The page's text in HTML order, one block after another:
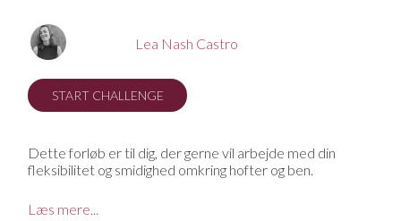
START CHALLENGE
Lea Nash Castro
Dette forløb er til dig, der gerne vil arbejde med din
fleksibilitet og smidighed omkring hofter og ben.
Gennem fire videoer arbejder vi med fokusområderne
Læs mere...